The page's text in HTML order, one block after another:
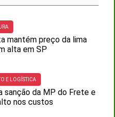
mantém preço da lima
alta em SP
E LOGÍSTICA
sanção da MP do Frete e
nos custos